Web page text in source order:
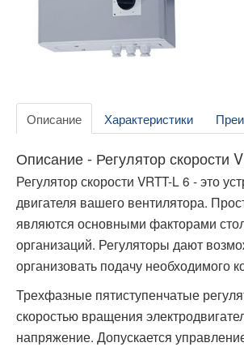
Описание Характеристики
Описание - Регулятор скорости
Регулятор скорости VRTT-L 6 - это
двигателя вашего вентилятора.
являются основными факторами
организаций. Регуляторы дают
организовать подачу необходимого
Трехфазные пятиступенчатые
скоростью вращения
напряжение. Допускается